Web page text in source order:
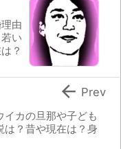
由
い
？
イカの旦那や子ども
は？昔や現在は？身
 Prev